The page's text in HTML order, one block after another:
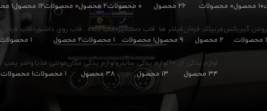
۱۰ محصول
۰ محصولات
۲۶ محصول
۰ محصولات
۲ محصول
۰ محصولات
۱۲ محصول
۱ محصولات
روغن گیربکس
۱ محصولات
غربیلک فرمان
۲ محصول
فیلتر ها
۹ محصول
قاب دستگیره
۱ محصولات
قاب دنده
۱ محصولات
قاب روی داشبورد
۲ محصول
قاب فرمان
۱ محصولات
لوازم یدکی ال 90
۳۴ محصول
لوازم یدکی ساندرو
۱۳ محصول
لوازم یدکی مگان
۳۸ محصول
مولتی مدیا
۱ محصولات
واشر پمپ
۱ محصولات